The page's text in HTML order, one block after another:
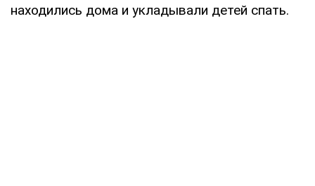
находились дома и укладывали детей спать.